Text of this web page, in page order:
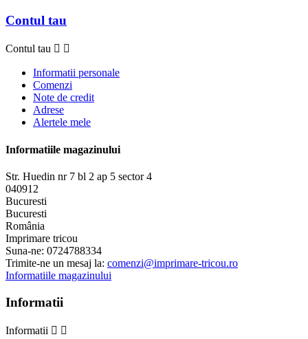
Contul tau
Contul tau  
Informatii personale
Comenzi
Note de credit
Adrese
Alertele mele
Informatiile magazinului
Str. Huedin nr 7 bl 2 ap 5 sector 4
040912
Bucuresti
Bucuresti
România
Imprimare tricou
Suna-ne: 0724788334
Trimite-ne un mesaj la: comenzi@imprimare-tricou.ro
Informatiile magazinului
Informatii
Informatii  